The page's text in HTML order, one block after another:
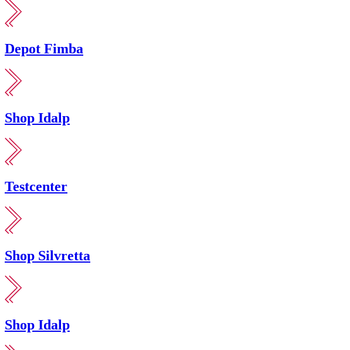
Depot Fimba
Shop Idalp
Testcenter
Shop Silvretta
Shop Idalp